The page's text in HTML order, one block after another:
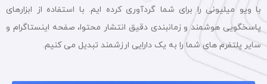
با ویو میلیونی را برای شما گردآوری کرده ایم. با استفاده از ابزارهای
پاسخگویی هوشمند و زمانبندی دقیق انتشار محتوا، صفحه اینستاگرام و
سایر پلتفرم های شما را به یک دارایی ارزشمند تبدیل می کنیم.